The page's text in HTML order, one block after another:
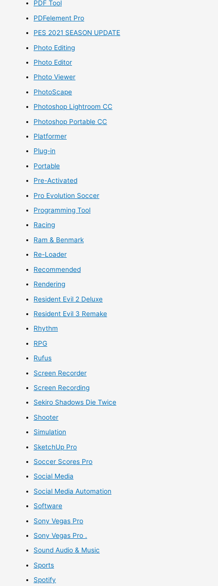
PDF Tool
PDFelement Pro
PES 2021 SEASON UPDATE
Photo Editing
Photo Editor
Photo Viewer
PhotoScape
Photoshop Lightroom CC
Photoshop Portable CC
Platformer
Plug-in
Portable
Pre-Activated
Pro Evolution Soccer
Programming Tool
Racing
Ram & Benmark
Re-Loader
Recommended
Rendering
Resident Evil 2 Deluxe
Resident Evil 3 Remake
Rhythm
RPG
Rufus
Screen Recorder
Screen Recording
Sekiro Shadows Die Twice
Shooter
Simulation
SketchUp Pro
Soccer Scores Pro
Social Media
Social Media Automation
Software
Sony Vegas Pro
Sony Vegas Pro .
Sound Audio & Music
Sports
Spotify